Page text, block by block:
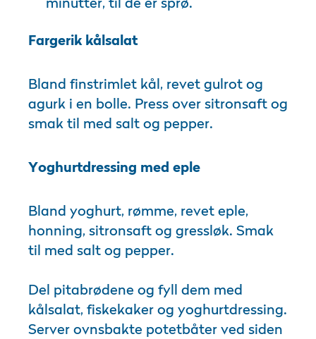
minutter, til de er sprø.
Fargerik kålsalat
Bland finstrimlet kål, revet gulrot og
agurk i en bolle. Press over sitronsaft og
smak til med salt og pepper.
Yoghurtdressing med eple
Bland yoghurt, rømme, revet eple,
honning, sitronsaft og gressløk. Smak
til med salt og pepper.
Del pitabrødene og fyll dem med
kålsalat, fiskekaker og yoghurtdressing.
Server ovnsbakte potetbåter ved siden